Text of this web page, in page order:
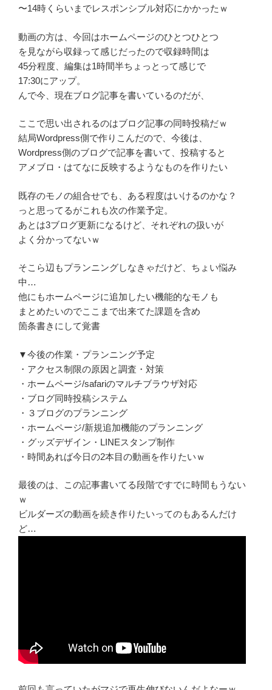
〜14時くらいまでレスポンシブル対応にかかったｗ
動画の方は、今回はホームページのひとつひとつ
を見ながら収録って感じだったので収録時間は
45分程度、編集は1時間半ちょっとって感じで
17:30にアップ。
んで今、現在ブログ記事を書いているのだが、
ここで思い出されるのはブログ記事の同時投稿だｗ
結局Wordpress側で作りこんだので、今後は、
Wordpress側のブログで記事を書いて、投稿すると
アメブロ・はてなに反映するようなものを作りたい
既存のモノの組合せでも、ある程度はいけるのかな？
っと思ってるがこれも次の作業予定。
あとは3ブログ更新になるけど、それぞれの扱いが
よく分かってないｗ
そこら辺もプランニングしなきゃだけど、ちょい悩み
中…
他にもホームページに追加したい機能的なモノも
まとめたいのでここまで出来てた課題を含め
箇条書きにして覚書
▼今後の作業・プランニング予定
・アクセス制限の原因と調査・対策
・ホームページ/safariのマルチブラウザ対応
・ブログ同時投稿システム
・３ブログのプランニング
・ホームページ/新規追加機能のプランニング
・グッズデザイン・LINEスタンプ制作
・時間あれば今日の2本目の動画を作りたいｗ
最後のは、この記事書いてる段階ですでに時間もうない
ｗ
ビルダーズの動画を続き作りたいってのもあるんだけ
ど…